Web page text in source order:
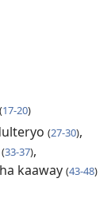
(17-20)
(27-30),
(33-37),
kaaway (43-48)